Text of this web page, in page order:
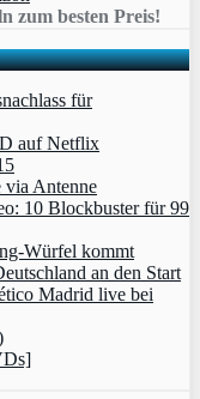
zum besten Preis!
für
auf Netflix
Antenne
10 Blockbuster für 99
Würfel kommt
an den Start
Madrid live bei